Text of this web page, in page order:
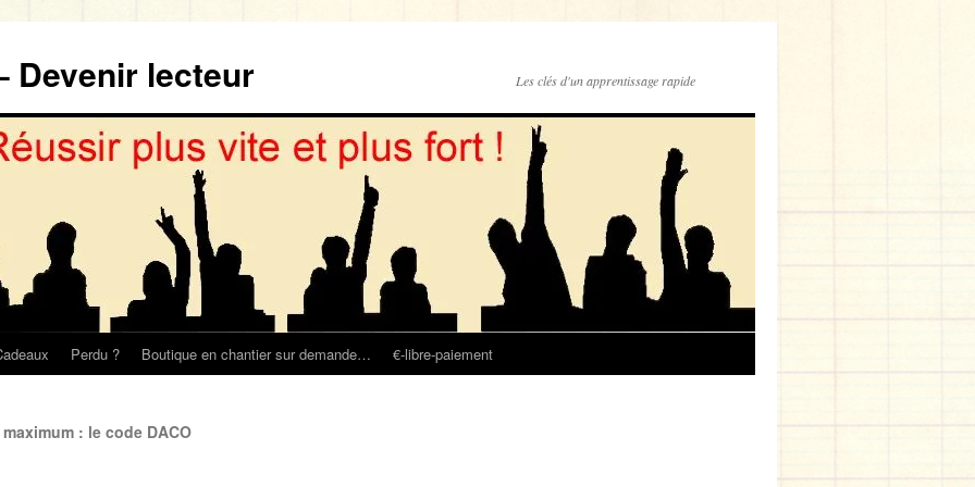
Devenir lecteur Les clés d'un apprentissage rapide
Perdu ? Boutique en chantier sur demande… €-libre-paiement
: le code DACO